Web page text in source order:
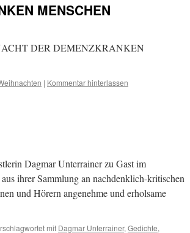
MENSCHEN
DER DEMENZKRANKEN
| Kommentar hinterlassen
Dagmar Unterrainer zu Gast im
ihrer Sammlung an nachdenklich-kritischen
und Hörern angenehme und erholsame
mit Dagmar Unterrainer, Gedichte,